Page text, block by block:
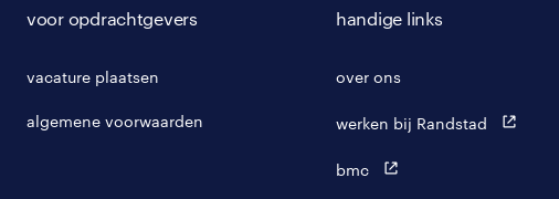
voor opdrachtgevers
vacature plaatsen
algemene voorwaarden
handige links
over ons
werken bij Randstad
bmc